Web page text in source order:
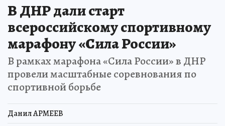
В ДНР дали старт
всероссийскому спортивному
марафону «Сила России»
В рамках марафона «Сила России» в ДНР
провели масштабные соревнования по
спортивной борьбе
Данил АРМЕЕВ